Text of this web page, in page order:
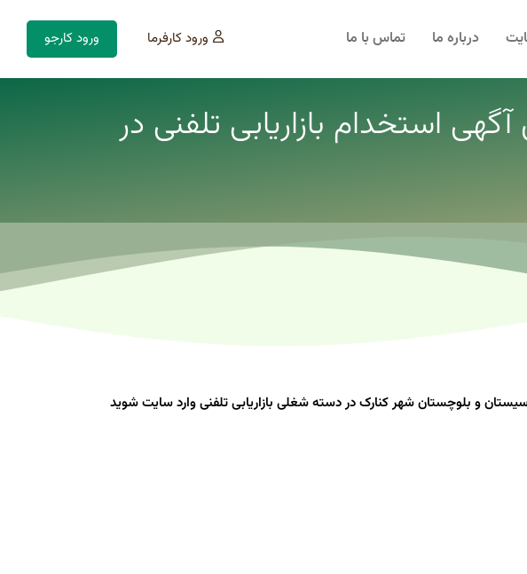
درباره ما تماس با ما ورود کارفرما ورود کارجو
استخدام بازاریابی تلفنی در
و بلوچستان شهر کنارک در دسته شغلی بازاریابی تلفنی وارد سایت شوید